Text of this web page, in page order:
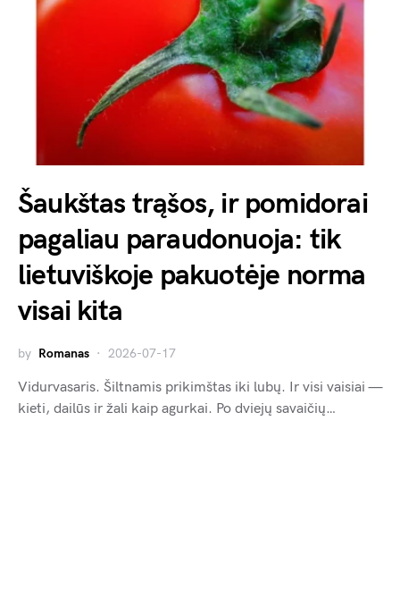
Šaukštas trąšos, ir pomidorai
pagaliau paraudonuoja: tik
lietuviškoje pakuotėje norma
visai kita
by Romanas 2026-07-17
Vidurvasaris. Šiltnamis prikimštas iki lubų. Ir visi vaisiai —
kieti, dailūs ir žali kaip agurkai. Po dviejų savaičių…